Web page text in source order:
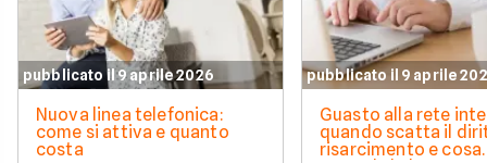
pubblicato il 9 aprile 2026
Nuova linea telefonica:
come si attiva e quanto
costa
pubblicato il 9 aprile
Guasto alla rete
quando scatta il
risarcimento e cosa